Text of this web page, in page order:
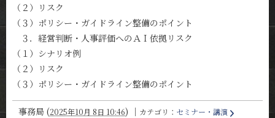
（２）リスク
（３）ポリシー・ガイドライン整備のポイント
３．経営判断・人事評価へのＡＩ依拠リスク
（１）シナリオ例
（２）リスク
（３）ポリシー・ガイドライン整備のポイント
事務局 (2025年10月 8日 10:46) ｜ カテゴリ： セミナー・講演